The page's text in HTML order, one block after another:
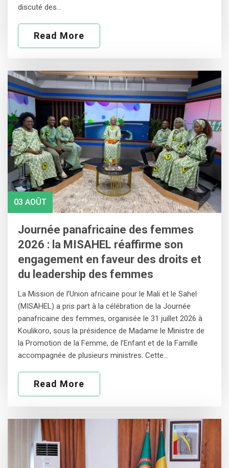
discuté des…
Read More
03 AOÛT
Journée panafricaine des femmes
2026 : la MISAHEL réaffirme son
engagement en faveur des droits et
du leadership des femmes
‎La Mission de l’Union africaine pour le Mali et le Sahel
(MISAHEL) a pris part à la célébration de la Journée
panafricaine des femmes, organisée le 31 juillet 2026 à
Koulikoro, sous la présidence de Madame le Ministre de
la Promotion de la Femme, de l’Enfant et de la Famille
accompagnée de plusieurs ministres. Cette…
Read More